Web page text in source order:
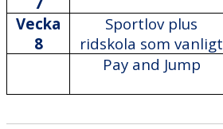
Vecka
8
Sportlov plus
ridskola som vanligt
Pay and Jump